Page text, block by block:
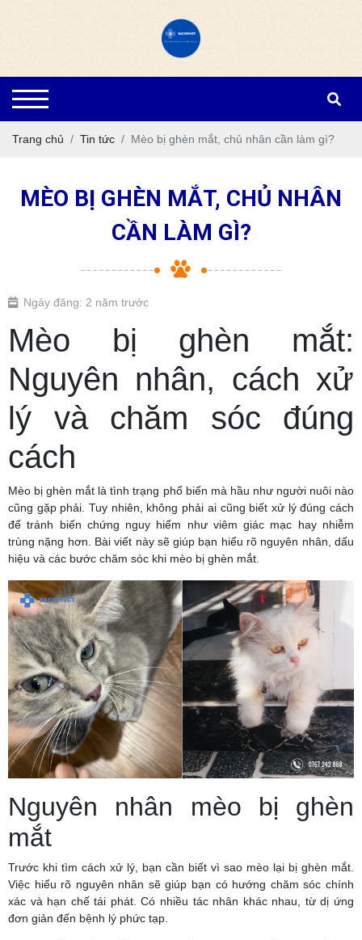
Trang chủ Tin tức Mèo bị ghèn mắt, chủ nhân cần làm gì?
MÈO BỊ GHÈN MẮT, CHỦ NHÂN
CẦN LÀM GÌ?
Ngày đăng: 2 năm trước
Mèo bị ghèn mắt:
Nguyên nhân, cách xử
lý và chăm sóc đúng
cách
Mèo bị ghèn mắt là tình trạng phổ biến mà hầu như người nuôi nào
cũng gặp phải. Tuy nhiên, không phải ai cũng biết xử lý đúng cách
để tránh biến chứng nguy hiểm như viêm giác mạc hay nhiễm
trùng nặng hơn. Bài viết này sẽ giúp bạn hiểu rõ nguyên nhân, dấu
hiệu và các bước chăm sóc khi mèo bị ghèn mắt.
Nguyên nhân mèo bị ghèn
mắt
Trước khi tìm cách xử lý, bạn cần biết vì sao mèo lại bị ghèn mắt.
Việc hiểu rõ nguyên nhân sẽ giúp bạn có hướng chăm sóc chính
xác và hạn chế tái phát. Có nhiều tác nhân khác nhau, từ dị ứng
đơn giản đến bệnh lý phức tạp.